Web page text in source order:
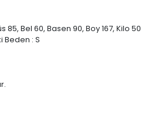
Bel 60, Basen 90, Boy 167, Kilo 50
Beden : S